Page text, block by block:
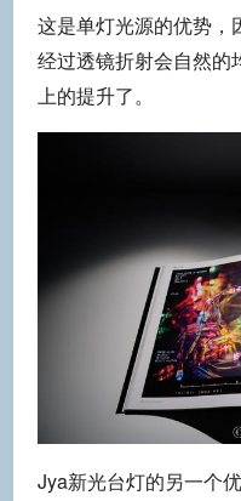
这是单灯光源的优势，
经过透镜折射会自然的
上的提升了。
Jya新光台灯的另一个